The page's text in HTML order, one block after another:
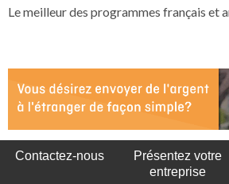
Le meilleur des programmes français et
Contactez-nous
Présentez votre
entreprise